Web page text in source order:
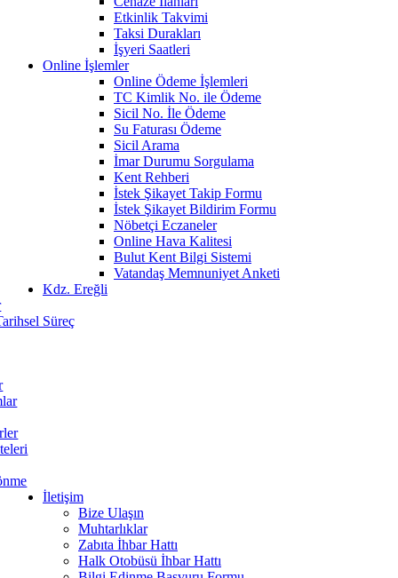
Etkinlik Takvimi
Taksi Durakları
İşyeri Saatleri
Online İşlemler
Online Ödeme İşlemleri
TC Kimlik No. ile Ödeme
Sicil No. İle Ödeme
Su Faturası Ödeme
Sicil Arama
İmar Durumu Sorgulama
Kent Rehberi
İstek Şikayet Takip Formu
İstek Şikayet Bildirim Formu
Nöbetçi Eczaneler
Online Hava Kalitesi
Bulut Kent Bilgi Sistemi
Vatandaş Memnuniyet Anketi
Kdz. Ereğli
Süreç
İletişim
Bize Ulaşın
Muhtarlıklar
Zabıta İhbar Hattı
Halk Otobüsü İhbar Hattı